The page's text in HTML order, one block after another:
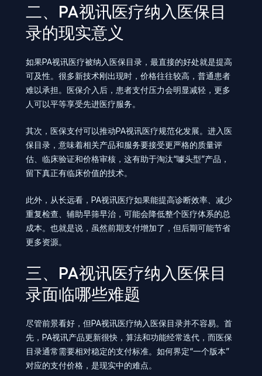
二、PA视讯医疗纳入医保目
录的现实意义
如果PA视讯医疗被纳入医保目录，最直接的好处就是提高
可及性。很多新技术刚出现时，价格往往较高，普通患者
难以承担。医保介入后，患者支付压力会明显减轻，更多
人可以平等享受先进医疗服务。
其次，医保支付可以推动PA视讯医疗规范化发展。进入医
保目录，意味着相关产品和服务要接受更严格的质量评
估、临床验证和价格审核，这有助于淘汰“噱头型”产品，
留下真正有临床价值的技术。
此外，从长远看，PA视讯医疗如果能提高诊断效率、减少
重复检查、辅助早筛早治，可能会降低整个医疗体系的总
成本。也就是说，虽然前期支付增加了，但后期可能节省
更多资源。
三、PA视讯医疗纳入医保目
录面临哪些难题
尽管前景看好，但PA视讯医疗纳入医保目录并不容易。首
先，PA视讯产品更新很快，算法和功能经常迭代，而医保
目录通常需要相对稳定的支付标准。如何界定“一个版本”
对应的支付价格，是现实中的难点。